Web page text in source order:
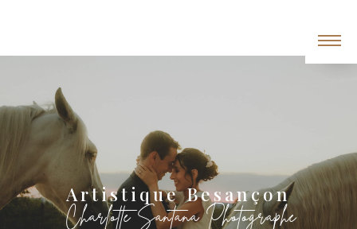
Artistique Besançon
Charlotte Santana Photographe